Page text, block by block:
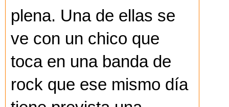
plena. Una de ellas se
ve con un chico que
toca en una banda de
rock que ese mismo día